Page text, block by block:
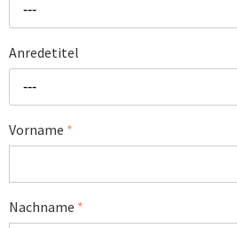
---
Anredetitel
---
Vorname *
Nachname *